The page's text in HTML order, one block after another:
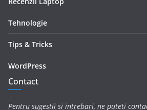
Tehnologie
Tips & Tricks
WordPress
Contact
Pentru sugestii si intrebari, ne puteti